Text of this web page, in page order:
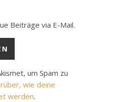
Beiträge via E-Mail.
um Spam zu
wie deine
werden.